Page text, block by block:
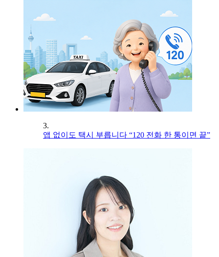
3.
앱 없이도 택시 부릅니다 “120 전화 한 통이면 끝”